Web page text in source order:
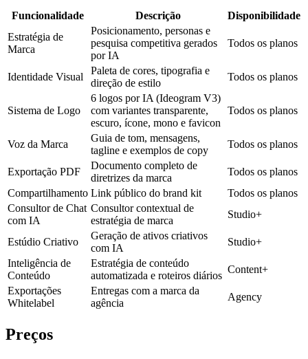
Funcionalidade Descrição
Disponibilidade
Estratégia de
Marca
Posicionamento, personas e
pesquisa competitiva gerados
por IA
Todos os planos
Identidade Visual
Paleta de cores, tipografia e
direção de estilo
Todos os planos
Sistema de Logo
6 logos por IA (Ideogram V3)
com variantes transparente,
escuro, ícone, mono e favicon
Todos os planos
Voz da Marca
Guia de tom, mensagens,
tagline e exemplos de copy
Todos os planos
Exportação PDF
Documento completo de
diretrizes da marca
Todos os planos
Compartilhamento Link público do brand kit
Todos os planos
Consultor de Chat
com IA
Consultor contextual de
estratégia de marca
Studio+
Estúdio Criativo
Geração de ativos criativos
com IA
Studio+
Inteligência de
Conteúdo
Estratégia de conteúdo
automatizada e roteiros diários
Content+
Exportações
Whitelabel
Entregas com a marca da
agência
Agency
Preços